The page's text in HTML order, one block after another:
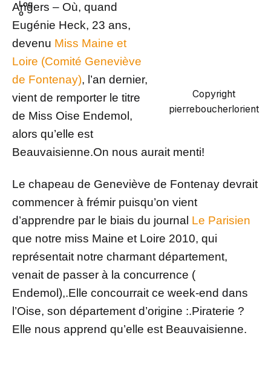
Copyright
pierreboucherlorient
Angers – Où, quand
Eugénie Heck, 23 ans,
devenu Miss Maine et
Loire (Comité Geneviève
de Fontenay), l’an dernier,
vient de remporter le titre
de Miss Oise Endemol,
alors qu’elle est
Beauvaisienne.On nous aurait menti!
Le chapeau de Geneviève de Fontenay devrait
commencer à frémir puisqu’on vient
d’apprendre par le biais du journal Le Parisien
que notre miss Maine et Loire 2010, qui
représentait notre charmant département,
venait de passer à la concurrence (
Endemol),.Elle concourrait ce week-end dans
l’Oise, son département d’origine :.Piraterie ?
Elle nous apprend qu’elle est Beauvaisienne.